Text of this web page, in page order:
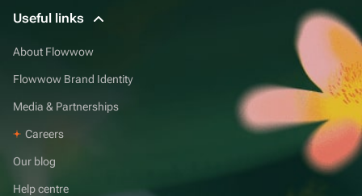
Useful links
About Flowwow
Flowwow Brand Identity
Media & Partnerships
Careers
Our blog
Help centre